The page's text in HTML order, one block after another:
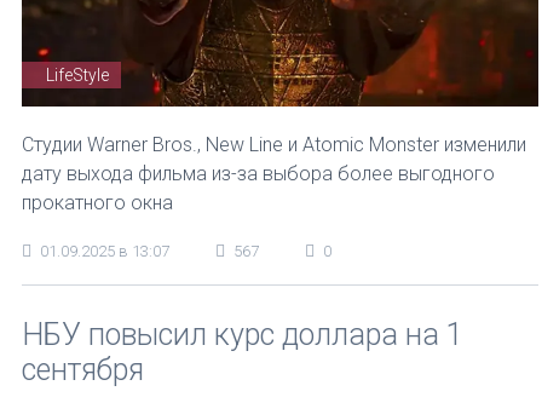
LifeStyle
Студии Warner Bros., New Line и Atomic Monster изменили
дату выхода фильма из-за выбора более выгодного
прокатного окна
01.09.2025 в 13:07 567 0
НБУ повысил курс доллара на 1
сентября